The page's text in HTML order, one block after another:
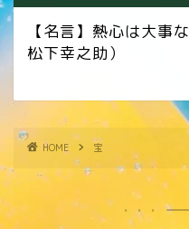
【名言】熱心は大
松下幸之助）
HOME 宝